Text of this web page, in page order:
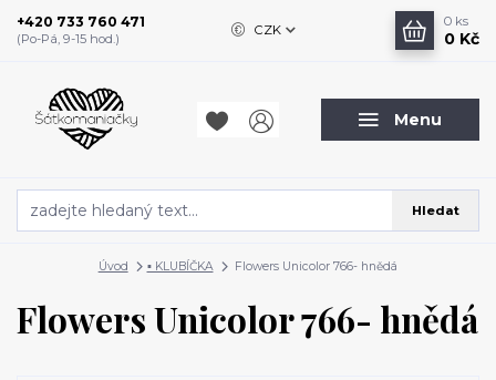
Menu
CZK
Hledat
+420 733 760 471
(Po-Pá, 9-15 hod.)
0 ks
0 Kč
Úvod ▪️ KLUBÍČKA Flowers Unicolor 766- hnědá
Flowers Unicolor 766- hnědá